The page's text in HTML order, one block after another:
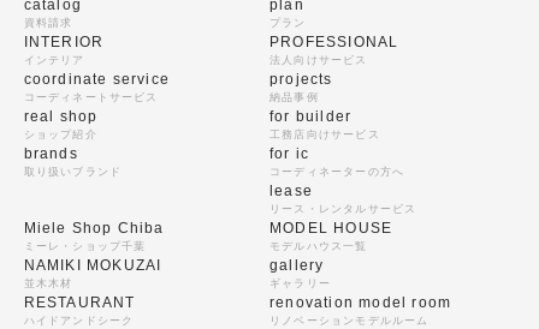
catalog
資料請求
plan
プラン
INTERIOR
インテリア
coordinate service
コーディネートサービス
real shop
ショップ紹介
brands
取り扱いブランド
PROFESSIONAL
法人向けサービス
projects
納品事例
for builder
工務店向けサービス
for ic
コーディネーターの方へ
lease
リース・レンタルサービス
Miele Shop Chiba
ミーレ・ショップ千葉
NAMIKI MOKUZAI
並木木材
RESTAURANT
ハイドアンドシーク
MODEL HOUSE
モデルハウス一覧
gallery
ギャラリー
renovation model room
リノベーションモデルルーム